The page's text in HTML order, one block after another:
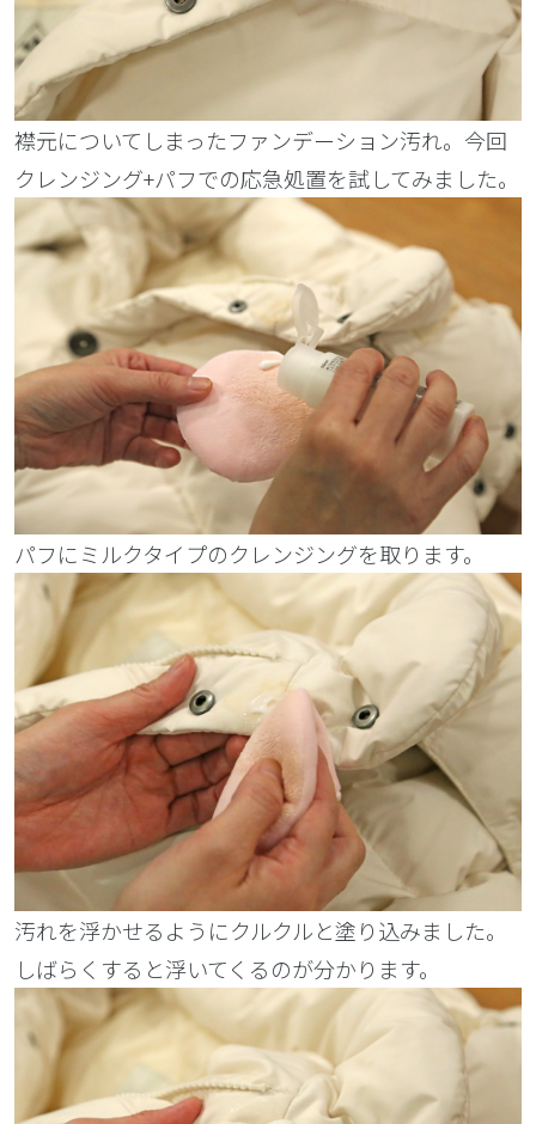
襟元についてしまったファンデーション汚れ。今回
クレンジング+パフでの応急処置を試してみました。
パフにミルクタイプのクレンジングを取ります。
汚れを浮かせるようにクルクルと塗り込みました。
しばらくすると浮いてくるのが分かります。